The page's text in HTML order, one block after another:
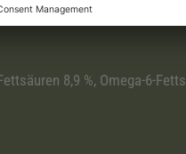
8,9 %, Omega-6-